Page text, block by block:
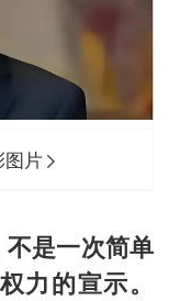
图片
不是一次简单
力的宣示。